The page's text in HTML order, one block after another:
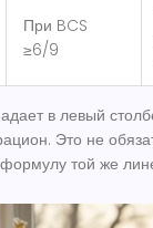
При BCS
≥6/9
в левый
Это не
той же